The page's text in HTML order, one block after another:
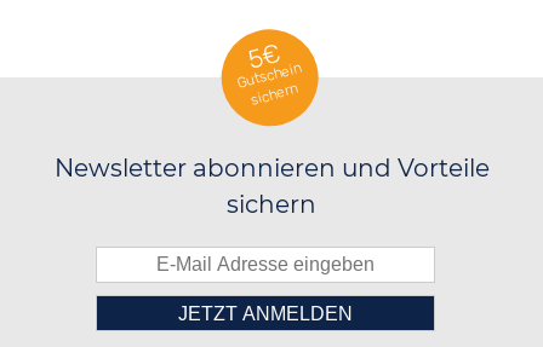
5€
Gutschein
sichern
Newsletter abonnieren und Vorteile
sichern